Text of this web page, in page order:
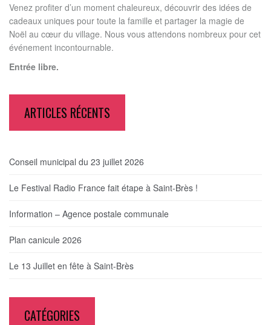
Venez profiter d’un moment chaleureux, découvrir des idées de
cadeaux uniques pour toute la famille et partager la magie de
Noël au cœur du village. Nous vous attendons nombreux pour cet
événement incontournable.
Entrée libre.
ARTICLES RÉCENTS
Conseil municipal du 23 juillet 2026
Le Festival Radio France fait étape à Saint-Brès !
Information – Agence postale communale
Plan canicule 2026
Le 13 Juillet en fête à Saint-Brès
CATÉGORIES